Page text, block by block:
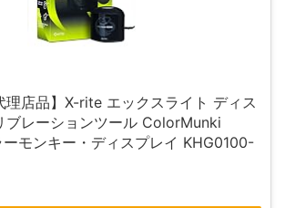
理店品】X-rite エックスライト ディス
ブレーションツール ColorMunki
モンキー・ディスプレイ KHG0100-